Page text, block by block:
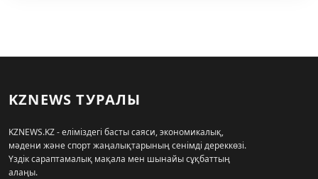
KZNEWS ТУРАЛЫ
KZNEWS.KZ - еліміздегі басты саяси, экономикалық,
мәдени және спорт жаңалықтарының сенімді дереккөзі.
Үздік сараптамалық мақала мен шынайы сұқбаттың
алаңы.